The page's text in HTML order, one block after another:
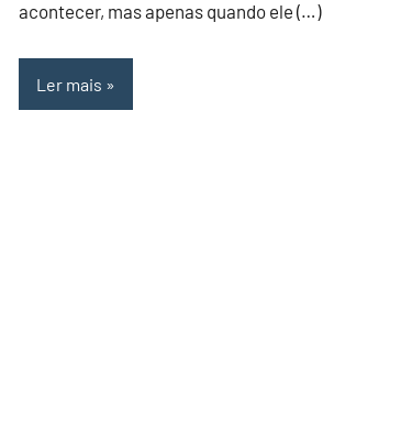
acontecer, mas apenas quando ele (…)
Ler mais